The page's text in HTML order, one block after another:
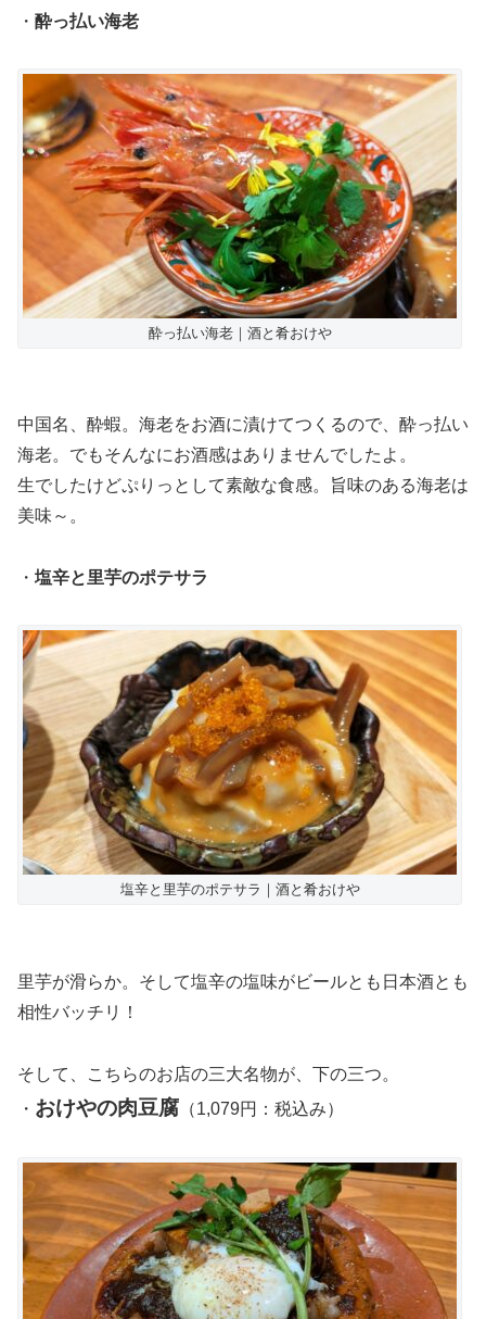
・ 酔っ払い海老
酔っ払い海老｜酒と肴おけや
中国名、酔蝦。海老をお酒に漬けてつくるので、酔っ払い
海老。でもそんなにお酒感はありませんでしたよ。
生でしたけどぷりっとして素敵な食感。旨味のある海老は
美味～。
・ 塩辛と里芋のポテサラ
塩辛と里芋のポテサラ｜酒と肴おけや
里芋が滑らか。そして塩辛の塩味がビールとも日本酒とも
相性バッチリ！
そして、こちらのお店の三大名物が、下の三つ。
・ おけやの肉豆腐 （1,079円：税込み）